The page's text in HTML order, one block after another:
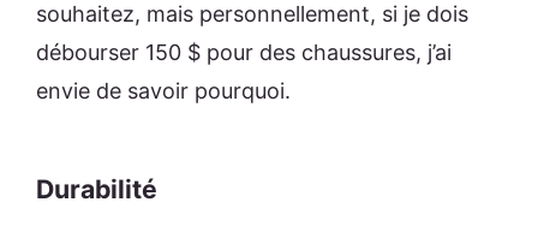
souhaitez, mais personnellement, si je dois
débourser 150 $ pour des chaussures, j’ai
envie de savoir pourquoi.
Durabilité